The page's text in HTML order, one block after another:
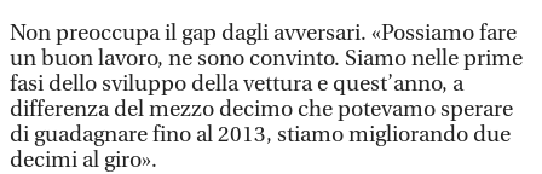
Non preoccupa il gap dagli avversari. «Possiamo fare
un buon lavoro, ne sono convinto. Siamo nelle prime
fasi dello sviluppo della vettura e quest’anno, a
differenza del mezzo decimo che potevamo sperare
di guadagnare fino al 2013, stiamo migliorando due
decimi al giro».